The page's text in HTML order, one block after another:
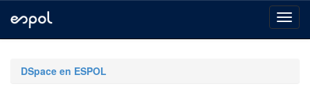
navigationDSpace en ESPOL